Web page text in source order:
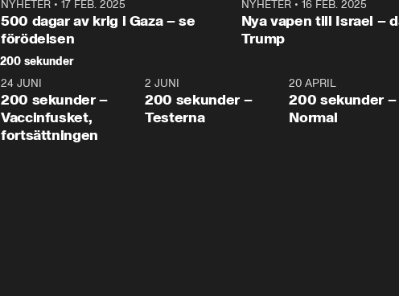
NYHETER • 17 FEB. 2025
500 dagar av krig i Gaza – se
förödelsen
NYHETER• 16 FEB. 2025
Nya vapen till Israel –
Trump
200 sekunder
5:00
24 JUNI
200 sekunder –
Vaccinfusket,
fortsättningen
4:23
2 JUNI
200 sekunder –
Testerna
20 APRIL
200 sekunder –
Normal